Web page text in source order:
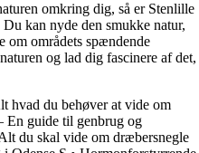
omkring dig, så er Stenlille
kan nyde den smukke natur,
om områdets spændende
og lad dig fascinere af det,
hvad du behøver at vide om
En guide til genbrug og
du skal vide om dræbersnegle